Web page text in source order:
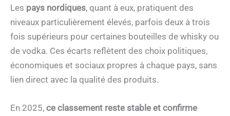
Les pays nordiques, quant à eux, pratiquent des
niveaux particulièrement élevés, parfois deux à trois
fois supérieurs pour certaines bouteilles de whisky ou
de vodka. Ces écarts reflètent des choix politiques,
économiques et sociaux propres à chaque pays, sans
lien direct avec la qualité des produits.
En 2025, ce classement reste stable et confirme